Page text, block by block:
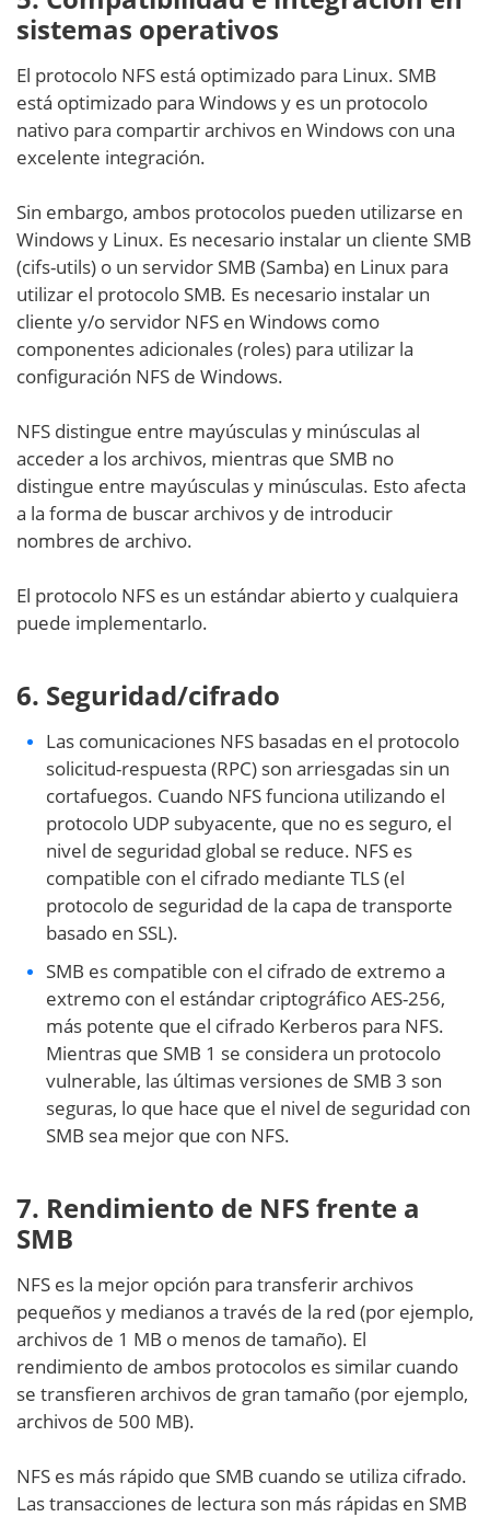
sistemas operativos
El protocolo NFS está optimizado para Linux. SMB
está optimizado para Windows y es un protocolo
nativo para compartir archivos en Windows con una
excelente integración.
Sin embargo, ambos protocolos pueden utilizarse en
Windows y Linux. Es necesario instalar un cliente SMB
(cifs-utils) o un servidor SMB (Samba) en Linux para
utilizar el protocolo SMB. Es necesario instalar un
cliente y/o servidor NFS en Windows como
componentes adicionales (roles) para utilizar la
configuración NFS de Windows.
NFS distingue entre mayúsculas y minúsculas al
acceder a los archivos, mientras que SMB no
distingue entre mayúsculas y minúsculas. Esto afecta
a la forma de buscar archivos y de introducir
nombres de archivo.
El protocolo NFS es un estándar abierto y cualquiera
puede implementarlo.
6. Seguridad/cifrado
Las comunicaciones NFS basadas en el protocolo
solicitud-respuesta (RPC) son arriesgadas sin un
cortafuegos. Cuando NFS funciona utilizando el
protocolo UDP subyacente, que no es seguro, el
nivel de seguridad global se reduce. NFS es
compatible con el cifrado mediante TLS (el
protocolo de seguridad de la capa de transporte
basado en SSL).
SMB es compatible con el cifrado de extremo a
extremo con el estándar criptográfico AES-256,
más potente que el cifrado Kerberos para NFS.
Mientras que SMB 1 se considera un protocolo
vulnerable, las últimas versiones de SMB 3 son
seguras, lo que hace que el nivel de seguridad con
SMB sea mejor que con NFS.
7. Rendimiento de NFS frente a
SMB
NFS es la mejor opción para transferir archivos
pequeños y medianos a través de la red (por ejemplo,
archivos de 1 MB o menos de tamaño). El
rendimiento de ambos protocolos es similar cuando
se transfieren archivos de gran tamaño (por ejemplo,
archivos de 500 MB).
NFS es más rápido que SMB cuando se utiliza cifrado.
Las transacciones de lectura son más rápidas en SMB